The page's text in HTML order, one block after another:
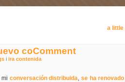
a little
coComment
iira contenida
conversación distribuida, se ha renovado